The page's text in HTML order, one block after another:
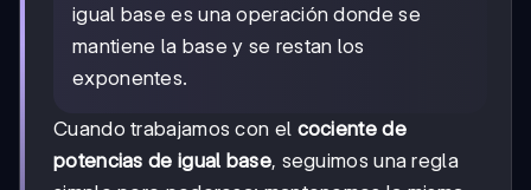
igual base es una operación donde se
mantiene la base y se restan los
exponentes.
Cuando trabajamos con el cociente de
potencias de igual base, seguimos una regla